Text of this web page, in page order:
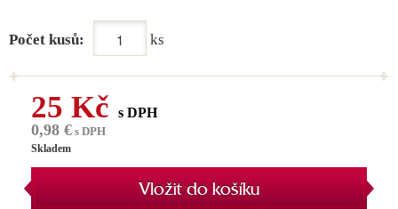
Počet kusů: ks
25 Kč s DPH
0,98 € s DPH
Skladem
Vložit do košíku